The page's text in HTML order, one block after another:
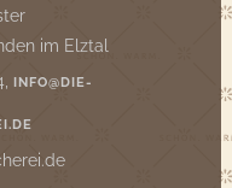
im Elztal
INFO@DIE-